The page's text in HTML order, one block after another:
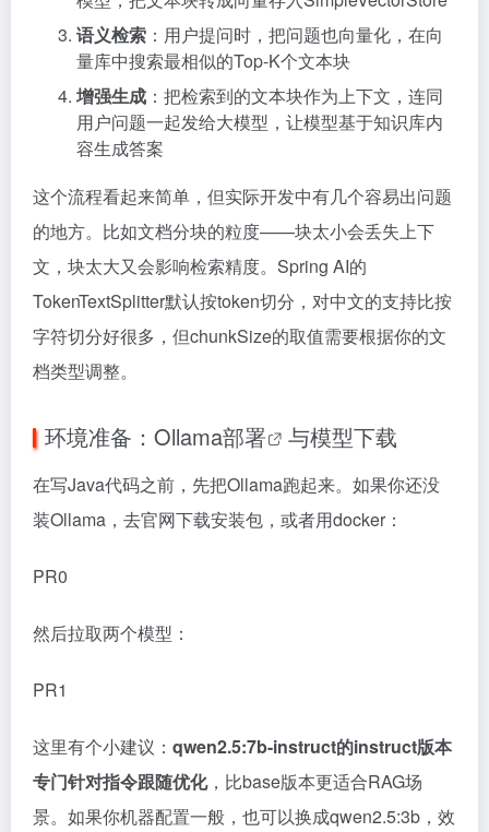
语义检索 ：用户提问时，把问题也向量化，在向
量库中搜索最相似的Top-K个文本块
增强生成 ：把检索到的文本块作为上下文，连同
用户问题一起发给大模型，让模型基于知识库内
容生成答案
这个流程看起来简单，但实际开发中有几个容易出问题
的地方。比如文档分块的粒度——块太小会丢失上下
文，块太大又会影响检索精度。Spring AI的
TokenTextSplitter默认按token切分，对中文的支持比按
字符切分好很多，但chunkSize的取值需要根据你的文
档类型调整。
环境准备： Ollama部署 与模型下载
在写Java代码之前，先把Ollama跑起来。如果你还没
装Ollama，去官网下载安装包，或者用docker：
PR0
然后拉取两个模型：
PR1
这里有个小建议： qwen2.5:7b-instruct的instruct版本
专门针对指令跟随优化，比base版本更适合RAG场
景。如果你机器配置一般，也可以换成qwen2.5:3b，效